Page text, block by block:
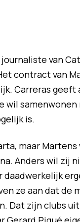
van
contract van
Carreras geeft
is.
maar
Anders wil zij
ze aan dat
Dat zijn clubs